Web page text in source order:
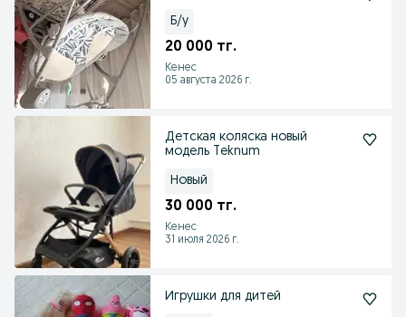
Б/у
20 000 тг.
Кенес
05 августа 2026 г.
Детская коляска новый
модель Teknum
Новый
30 000 тг.
Кенес
31 июля 2026 г.
Игрушки для дитей